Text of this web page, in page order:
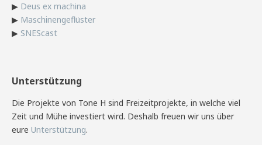
▶ Deus ex machina
▶ Maschinengeflüster
▶ SNEScast
Unterstützung
Die Projekte von Tone H sind Freizeitprojekte, in welche viel
Zeit und Mühe investiert wird. Deshalb freuen wir uns über
eure Unterstützung.